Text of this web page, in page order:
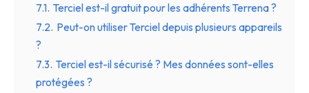
7.1. Terciel est-il gratuit pour les adhérents Terrena ?
7.2. Peut-on utiliser Terciel depuis plusieurs appareils
?
7.3. Terciel est-il sécurisé ? Mes données sont-elles
protégées ?